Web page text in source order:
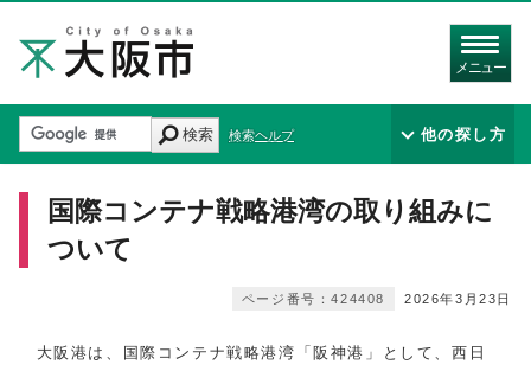
メニュー
検索 検索ヘルプ 他の探し方
国際コンテナ戦略港湾の取り組みに
ついて
2026年3月23日
ページ番号：424408
大阪港は、国際コンテナ戦略港湾「阪神港」として、西日